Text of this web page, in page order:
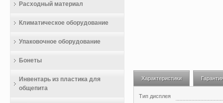
Характеристики
Тип дисплея
Расходный материал
Климатическое оборудование
Упаковочное оборудование
Бонеты
Инвентарь из пластика для
общепита